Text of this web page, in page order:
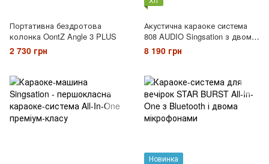
Портативна бездротова
колонка OontZ Angle 3 PLUS
2 730 грн
Акустична караоке система
808 AUDIO Singsation з двома
мікрофонами
8 190 грн
Новинка